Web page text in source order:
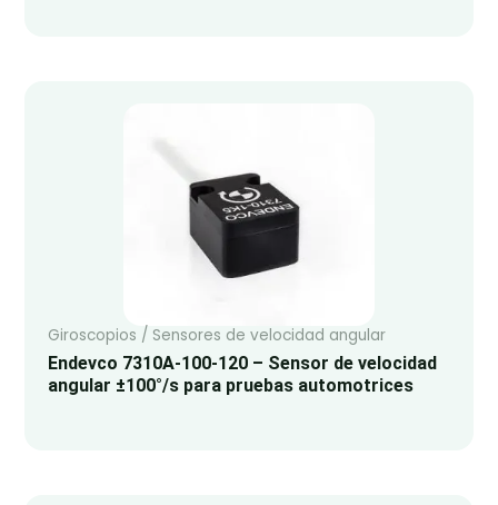
Giroscopios / Sensores de velocidad angular
Endevco 7310A-100-120 – Sensor de velocidad
angular ±100°/s para pruebas automotrices